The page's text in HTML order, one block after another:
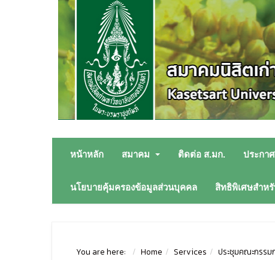
หน้าหลัก สมาคม ติดต่อ ส.มก. ประกา
นโยบายคุ้มครองข้อมูลส่วนบุคคล สิทธิพิเศษสำห
You are here: Home Services ประชุมคณะกรรม